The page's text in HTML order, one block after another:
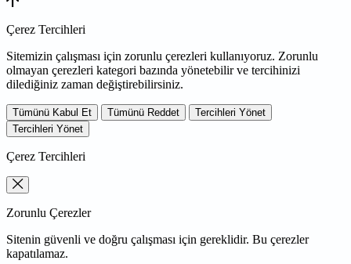
Çerez Tercihleri
Sitemizin çalışması için zorunlu çerezleri kullanıyoruz. Zorunlu
olmayan çerezleri kategori bazında yönetebilir ve tercihinizi
dilediğiniz zaman değiştirebilirsiniz.
Tümünü Kabul Et Tümünü Reddet
Tercihleri Yönet
Tercihleri Yönet
Çerez Tercihleri
Zorunlu Çerezler
Sitenin güvenli ve doğru çalışması için gereklidir. Bu çerezler
kapatılamaz.